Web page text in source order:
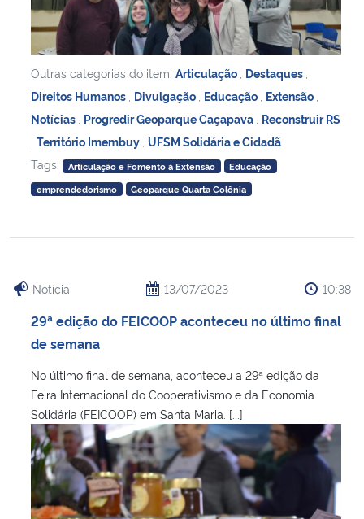
Outras categorias do item: Articulação Destaques
Direitos Humanos Divulgação Educação Extensão
Notícias Progredir Geoparque Caçapava Reconstruir RS
Território Imembuy UFSM Solidária e Cidadã
Tags:
Articulação e Fomento à Extensão
Educação
emprendedorismo
Geoparque Quarta Colônia
Notícia 13/07/2023 10:38
29ª edição do FEICOOP aconteceu no último final
de semana
No último final de semana, aconteceu a 29ª edição da
Feira Internacional do Cooperativismo e da Economia
Solidária (FEICOOP) em Santa Maria. [...]